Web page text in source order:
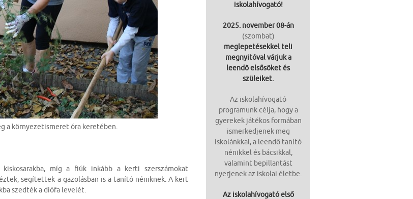
a környezetismeret óra keretében.
míg a fiúk inkább a kerti szerszámokat
segítettek a gazolásban is a tanító néniknek. A kert
szedték a diófa levelét.
iskolahívogató!
2025. november 08-án
(szombat)
meglepetésekkel teli
megnyitóval várjuk a
leendő elsősöket és
szüleiket.
Az iskolahívogató
programunk célja, hogy a
gyerekek játékos formában
ismerkedjenek meg
iskolánkkal, a leendő tanító
nénikkel és bácsikkal,
valamint bepillantást
nyerjenek az iskolai életbe.
Az iskolahívogató első